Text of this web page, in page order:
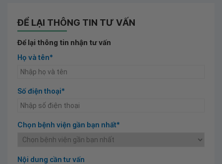
ĐỂ LẠI THÔNG TIN TƯ VẤN
Để lại thông tin nhận tư vấn
Họ và tên*
Số điện thoại*
Chọn bệnh viện gần bạn nhất*
Nội dung cần tư vấn